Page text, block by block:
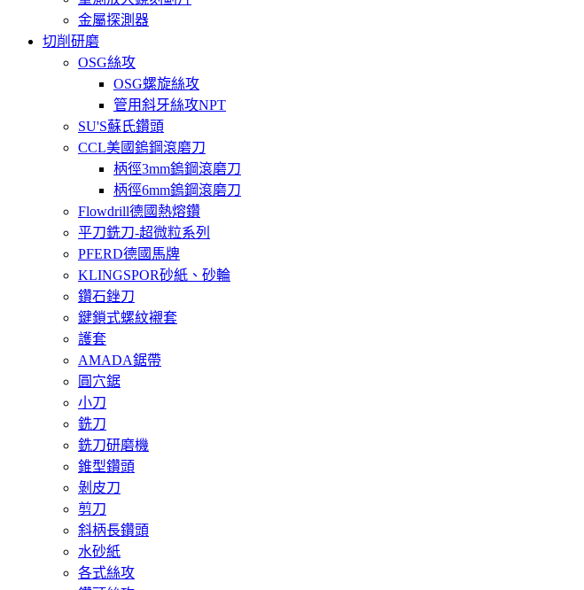
金屬探測器
切削研磨
OSG絲攻
OSG螺旋絲攻
管用斜牙絲攻NPT
SU'S蘇氏鑽頭
CCL美國鎢鋼滾磨刀
柄徑3mm鎢鋼滾磨刀
柄徑6mm鎢鋼滾磨刀
Flowdrill德國熱熔鑽
平刀銑刀-超微粒系列
PFERD德國馬牌
KLINGSPOR砂紙、砂輪
鑽石銼刀
鍵鎖式螺紋襯套
護套
AMADA鋸帶
圓穴鋸
小刀
銑刀
銑刀研磨機
錐型鑽頭
剝皮刀
剪刀
斜柄長鑽頭
水砂紙
各式絲攻